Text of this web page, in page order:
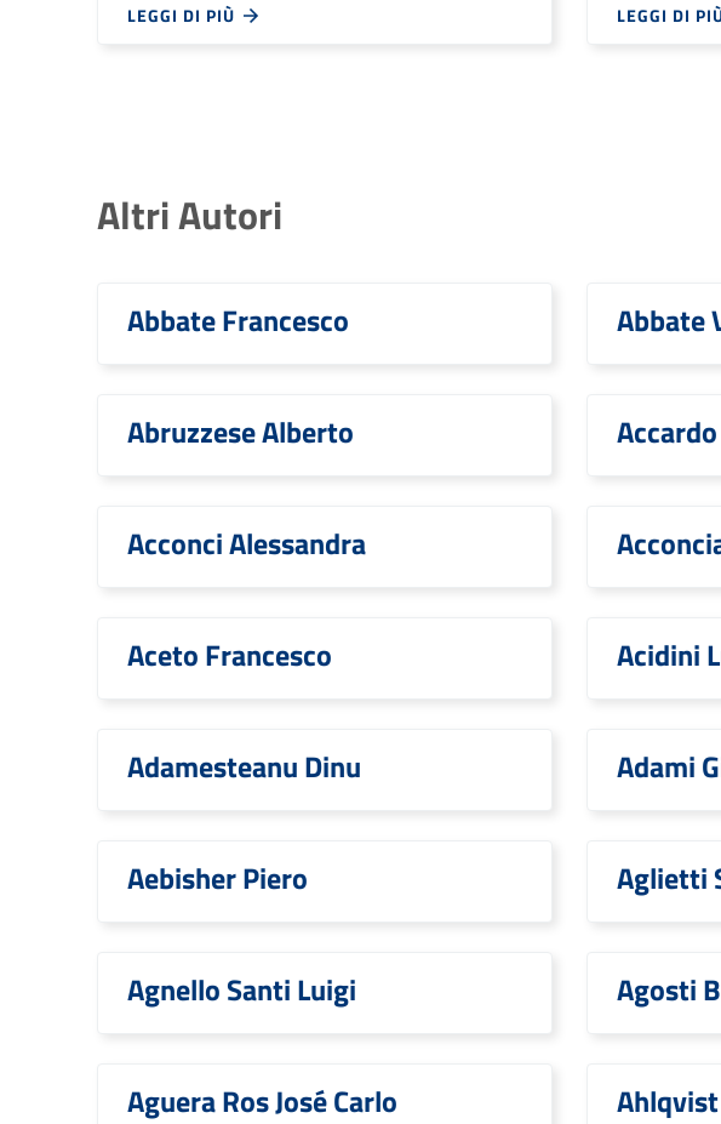
LEGGI DI PIÙ LEGGI DI
Altri Autori
Abbate Francesco Abbate
Abruzzese Alberto
Acconci Alessandra
Aceto Francesco Acidini
Adamesteanu Dinu Adami
Aebisher Piero Aglietti
Agnello Santi Luigi Agosti
Aguera Ros José Carlo